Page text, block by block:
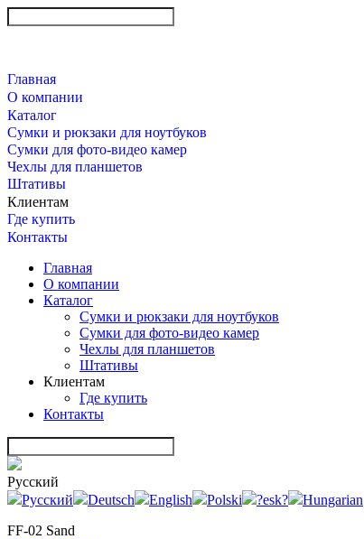
Главная
О компании
Каталог
Сумки и рюкзаки для ноутбуков
Сумки для фото-видео камер
Чехлы для планшетов
Штативы
Клиентам
Где купить
Контакты
Главная
О компании
Каталог
Сумки и рюкзаки для ноутбуков
Сумки для фото-видео камер
Чехлы для планшетов
Штативы
Клиентам
Где купить
Контакты
Русский
Русский
Deutsch English Polski ?esk?
Hungarian
FF-02 Sand